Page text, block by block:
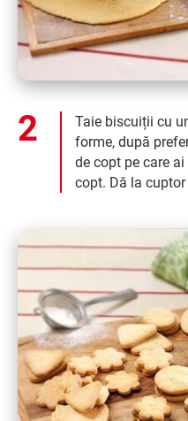
Taie biscuiții cu
forme, după
de copt pe care
copt. Dă la